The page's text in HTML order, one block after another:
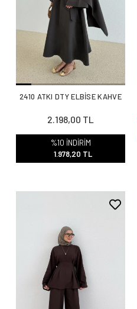
2410 ATKI DTY ELBİSE KAHVE
2.198,00 TL
%10 İNDİRİM
1.978,20 TL